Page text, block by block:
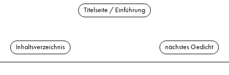
Titelseite / Einführung
Inhaltsverzeichnis nächstes Gedicht